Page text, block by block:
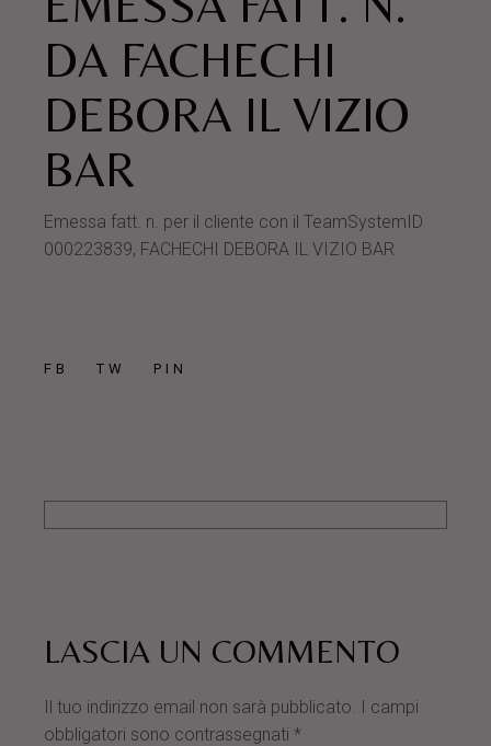
DA FACHECHI
DEBORA IL VIZIO
BAR
Emessa fatt. n. per il cliente con il TeamSystemID
000223839, FACHECHI DEBORA IL VIZIO BAR
FB TW PIN
LASCIA UN COMMENTO
Il tuo indirizzo email non sarà pubblicato. I campi
obbligatori sono contrassegnati*